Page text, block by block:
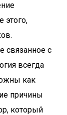
этого,
связанное с
всегда
как
причины
который